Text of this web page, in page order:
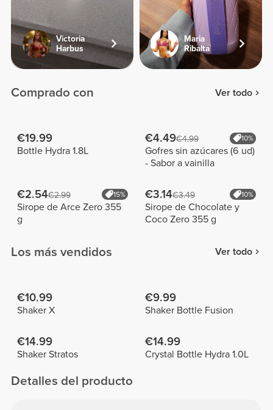
Victoria
Harbus
Maria
Ribalta
Comprado con Ver todo
€19.99
Bottle Hydra 1.8L
€4.49€4.99 10%
Gofres sin azúcares (6 ud)
- Sabor a vainilla
€2.54€2.99 15%
Sirope de Arce Zero 355
g
€3.14€3.49 10%
Sirope de Chocolate y
Coco Zero 355 g
Los más vendidos Ver todo
€10.99
Shaker X
€9.99
Shaker Bottle Fusion
€14.99
Shaker Stratos
€14.99
Crystal Bottle Hydra 1.0L
Detalles del producto